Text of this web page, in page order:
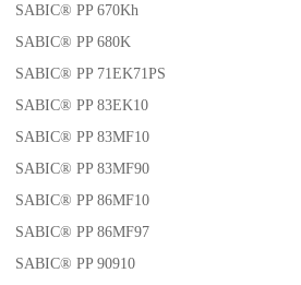
SABIC® PP 670Kh
SABIC® PP 680K
SABIC® PP 71EK71PS
SABIC® PP 83EK10
SABIC® PP 83MF10
SABIC® PP 83MF90
SABIC® PP 86MF10
SABIC® PP 86MF97
SABIC® PP 90910